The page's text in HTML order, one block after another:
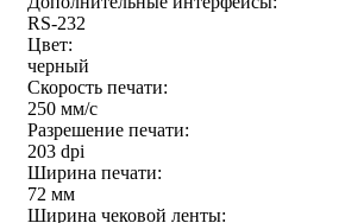
RS-232
Цвет:
черный
Скорость печати:
250 мм/c
Разрешение печати:
203 dpi
Ширина печати:
72 мм
Ширина чековой ленты: